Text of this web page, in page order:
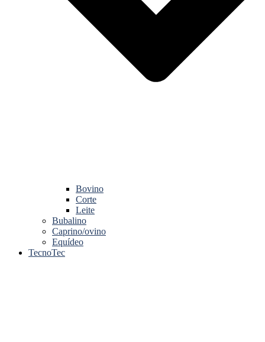
Bovino
Corte
Leite
Bubalino
Caprino/ovino
Equídeo
TecnoTec